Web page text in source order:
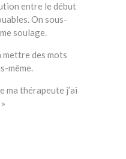
entre le début
On sous-
soulage.
mettre des mots
même.
ma thérapeute j’ai